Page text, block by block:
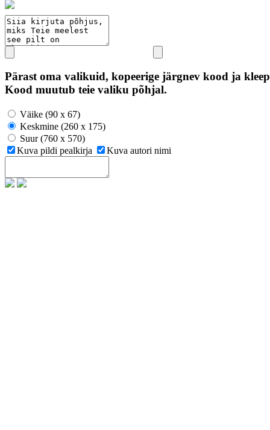
Pärast oma valikuid, kopeerige järgnev kood ja
Kood muutub teie valiku põhjal.
Väike (90 x 67)
Keskmine (260 x 175)
Suur (760 x 570)
Kuva pildi pealkirja
Kuva autori nimi